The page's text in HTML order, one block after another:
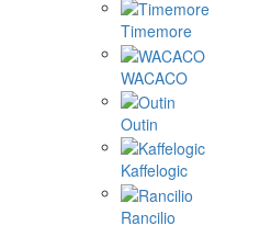
Timemore
WACACO
Outin
Kaffelogic
Rancilio